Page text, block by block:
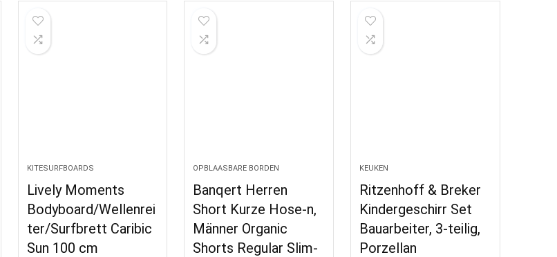
KITESURFBOARDS
Lively Moments
Bodyboard/Wellenrei
ter/Surfbrett Caribic
Sun 100 cm
OPBLAASBARE BORDEN
Banqert Herren
Short Kurze Hose-n,
Männer Organic
Shorts Regular Slim-
KEUKEN
Ritzenhoff & Breker
Kindergeschirr Set
Bauarbeiter, 3-teilig,
Porzellan